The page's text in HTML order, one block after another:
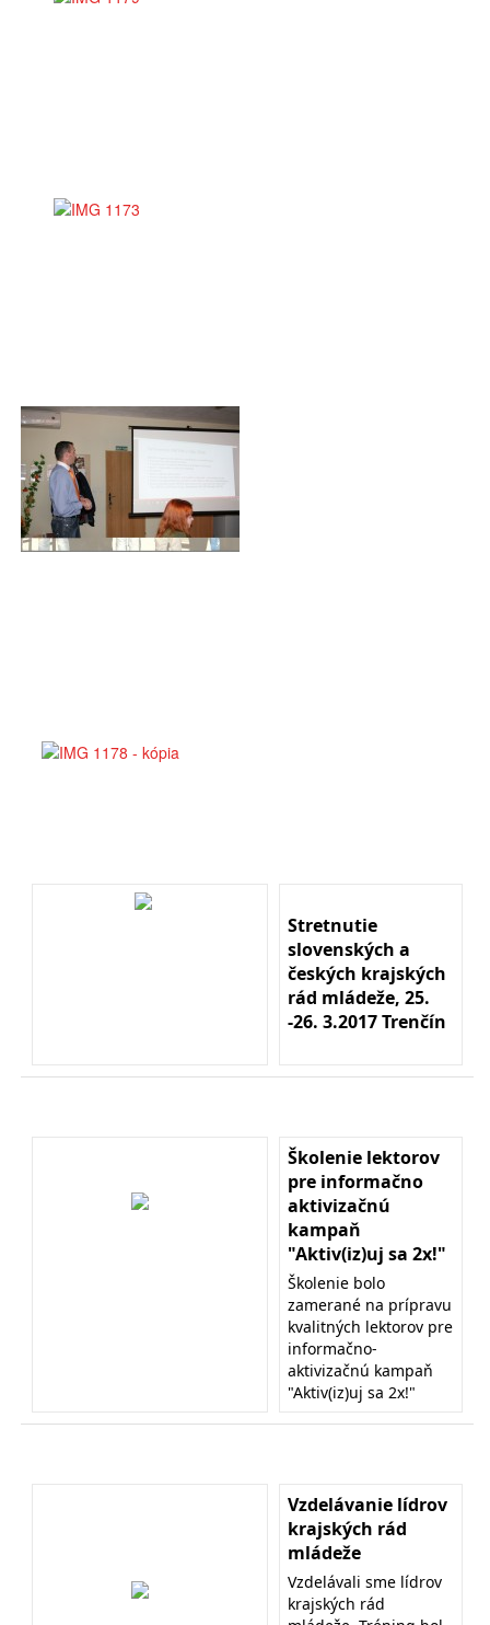
Stretnutie
slovenských a
českých krajských
rád mládeže, 25.
-26. 3.2017 Trenčín
Školenie lektorov
pre informačno
aktivizačnú
kampaň
"Aktiv(iz)uj sa 2x!"
Školenie bolo
zamerané na prípravu
kvalitných lektorov pre
informačno-
aktivizačnú kampaň
"Aktiv(iz)uj sa 2x!"
Vzdelávanie lídrov
krajských rád
mládeže
Vzdelávali sme lídrov
krajských rád